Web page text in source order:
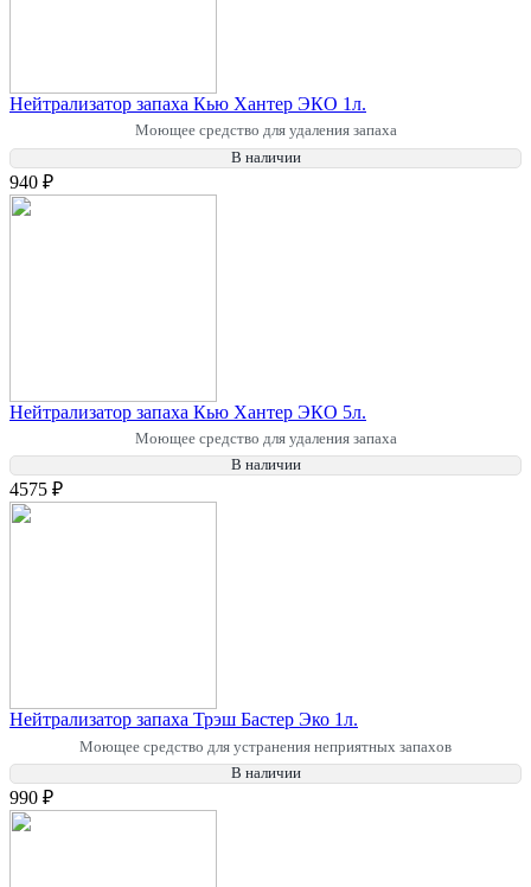
Нейтрализатор запаха Кью Хантер ЭКО 1л.
Моющее средство для удаления запаха
В наличии
940 ₽
Нейтрализатор запаха Кью Хантер ЭКО 5л.
Моющее средство для удаления запаха
В наличии
4575 ₽
Нейтрализатор запаха Трэш Бастер Эко 1л.
Моющее средство для устранения неприятных запахов
В наличии
990 ₽